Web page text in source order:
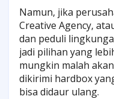
Namun, jika
Creative Agency,
dan peduli
jadi pilihan yang
mungkin malah
dikirimi hardbox
bisa didaur ulang.